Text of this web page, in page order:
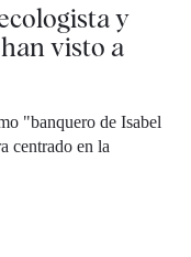
y
visto a
"banquero de Isabel
centrado en la